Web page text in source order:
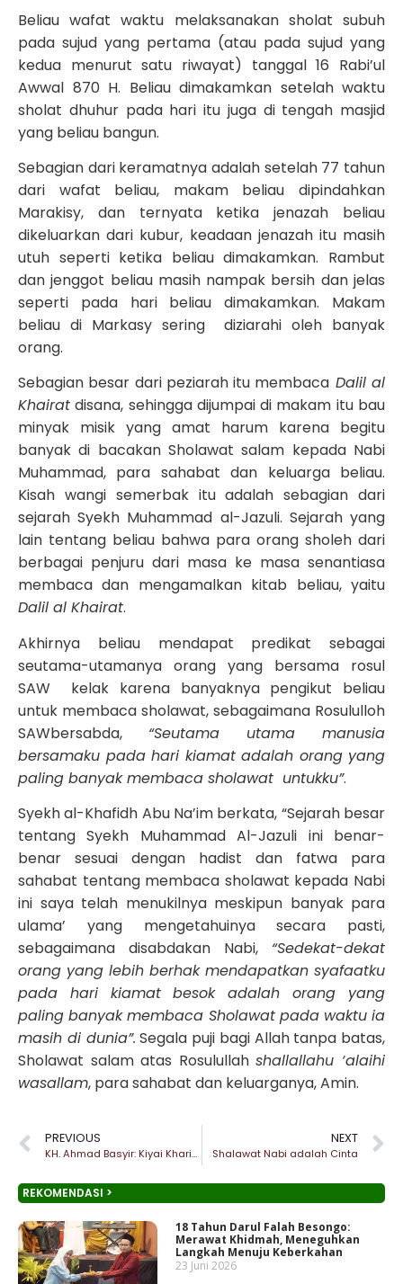
Beliau wafat waktu melaksanakan sholat subuh
pada sujud yang pertama (atau pada sujud yang
kedua menurut satu riwayat) tanggal 16 Rabi’ul
Awwal 870 H. Beliau dimakamkan setelah waktu
sholat dhuhur pada hari itu juga di tengah masjid
yang beliau bangun.
Sebagian dari keramatnya adalah setelah 77 tahun
dari wafat beliau, makam beliau dipindahkan
Marakisy, dan ternyata ketika jenazah beliau
dikeluarkan dari kubur, keadaan jenazah itu masih
utuh seperti ketika beliau dimakamkan. Rambut
dan jenggot beliau masih nampak bersih dan jelas
seperti pada hari beliau dimakamkan. Makam
beliau di Markasy sering diziarahi oleh banyak
orang.
Sebagian besar dari peziarah itu membaca Dalil al
Khairat disana, sehingga dijumpai di makam itu bau
minyak misik yang amat harum karena begitu
banyak di bacakan Sholawat salam kepada Nabi
Muhammad, para sahabat dan keluarga beliau.
Kisah wangi semerbak itu adalah sebagian dari
sejarah Syekh Muhammad al-Jazuli. Sejarah yang
lain tentang beliau bahwa para orang sholeh dari
berbagai penjuru dari masa ke masa senantiasa
membaca dan mengamalkan kitab beliau, yaitu
Dalil al Khairat.
Akhirnya beliau mendapat predikat sebagai
seutama-utamanya orang yang bersama rosul
SAW kelak karena banyaknya pengikut beliau
untuk membaca sholawat, sebagaimana Rosululloh
SAWbersabda, “Seutama utama manusia
bersamaku pada hari kiamat adalah orang yang
paling banyak membaca sholawat untukku”.
Syekh al-Khafidh Abu Na’im berkata, “Sejarah besar
tentang Syekh Muhammad Al-Jazuli ini benar-
benar sesuai dengan hadist dan fatwa para
sahabat tentang membaca sholawat kepada Nabi
ini saya telah menukilnya meskipun banyak para
ulama’ yang mengetahuinya secara pasti,
sebagaimana disabdakan Nabi, “Sedekat-dekat
orang yang lebih berhak mendapatkan syafaatku
pada hari kiamat besok adalah orang yang
paling banyak membaca Sholawat pada waktu ia
masih di dunia”. Segala puji bagi Allah tanpa batas,
Sholawat salam atas Rosulullahshallallahu ‘alaihi
wasallam, para sahabat dan keluarganya, Amin.
PREVIOUS
KH. Ahmad Basyir: Kiyai Kharismatik yang Pluralis
NEXT
Shalawat Nabi adalah Cinta
REKOMENDASI >
18 Tahun Darul Falah Besongo:
Merawat Khidmah, Meneguhkan
Langkah Menuju Keberkahan
23 Juni 2026